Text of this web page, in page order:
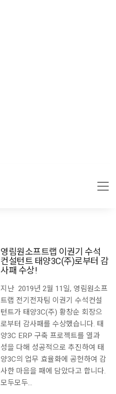
영림원소프트랩 이권기 수석
컨설턴트 태양3C(주)로부터 감
사패 수상!
지난 2019년 2월 11일, 영림원소프
트랩 전기전자팀 이권기 수석컨설
턴트가 태양3C(주) 황창순 회장으
로부터 감사패를 수상했습니다. 태
양3C ERP 구축 프로젝트를 열과
성을 다해 성공적으로 추진하여 태
양3C의 업무 효율화에 공헌하여 감
사한 마음을 패에 담았다고 합니다.
모두모두…